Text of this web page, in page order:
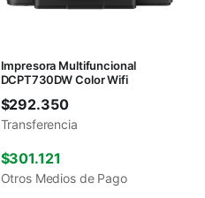
Impresora Multifuncional
DCPT730DW Color Wifi
$292.350
Transferencia
$301.121
Otros Medios de Pago